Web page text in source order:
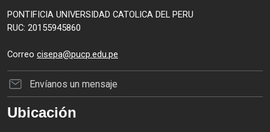
PONTIFICIA UNIVERSIDAD CATOLICA DEL PERU
RUC: 20155945860
Correo cisepa@pucp.edu.pe
Envíanos un mensaje
Ubicación